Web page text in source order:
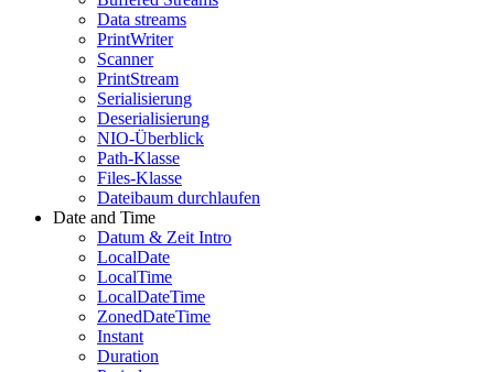
Data streams
PrintWriter
Scanner
PrintStream
Serialisierung
Deserialisierung
NIO-Überblick
Path-Klasse
Files-Klasse
Dateibaum durchlaufen
Date and Time
Datum & Zeit Intro
LocalDate
LocalTime
LocalDateTime
ZonedDateTime
Instant
Duration